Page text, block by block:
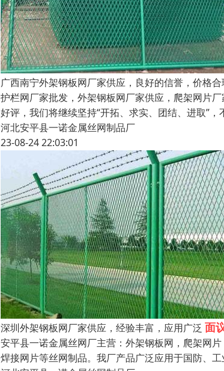
广西南宁外架钢板网厂家供应，良好的信誉，价格合
护栏网厂家批发，外架钢板网厂家供应，爬架网片
好评，我们将继续坚持“开拓、求实、团结、进取”
河北安平县一诺金属丝网制品厂
23-08-24 22:03:01
深圳外架钢板网厂家供应，经验丰富，应用广泛 面
安平县一诺金属丝网厂主营：外架钢板网，爬架网
焊接网片等丝网制品。我厂产品广泛应用于国防、